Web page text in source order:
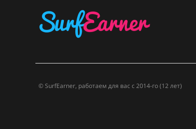
© SurfEarner, работаем для вас с 2014-го (12 лет)